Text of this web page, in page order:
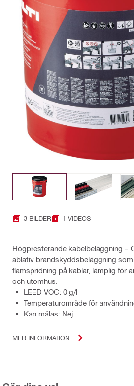
3 BILDER 1 VIDEOS
Högpresterande kabelbeläggning –
ablativ brandskyddsbeläggning
flamspridning på kablar, lämplig för
och utomhus.
LEED VOC: 0 g/l
Temperaturområde för
Kan målas: Nej
MER INFORMATION